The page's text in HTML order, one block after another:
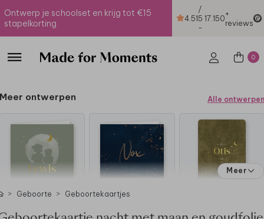
Ontwerp je schoolset en krijg tot €15
stapelkorting
4.51
/
5
-
17.150+
reviews
0
Meer ontwerpen Alle ontwerpen
Meer
Geboorte Geboortekaartjes